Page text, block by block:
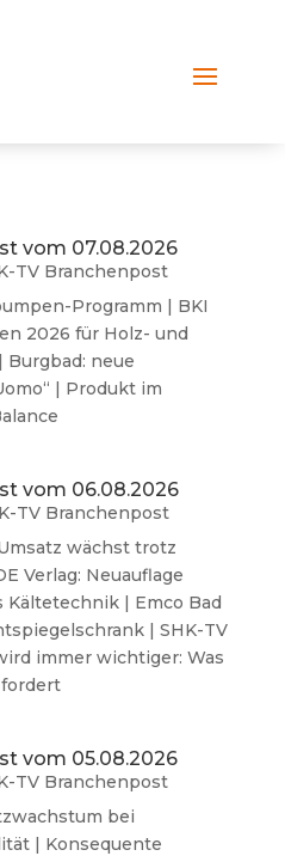
vom 07.08.2026
TV Branchenpost
Programm | BKI
2026 für Holz- und
neue
| Produkt im
vom 06.08.2026
TV Branchenpost
wächst trotz
Verlag: Neuauflage
| Emco Bad
| SHK-TV
immer wichtiger: Was
vom 05.08.2026
TV Branchenpost
bei
| Konsequente